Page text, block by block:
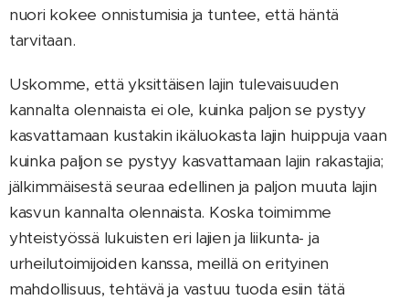
nuori kokee onnistumisia ja tuntee, että häntä
tarvitaan.
Uskomme, että yksittäisen lajin tulevaisuuden
kannalta olennaista ei ole, kuinka paljon se pystyy
kasvattamaan kustakin ikäluokasta lajin huippuja vaan
kuinka paljon se pystyy kasvattamaan lajin rakastajia;
jälkimmäisestä seuraa edellinen ja paljon muuta lajin
kasvun kannalta olennaista. Koska toimimme
yhteistyössä lukuisten eri lajien ja liikunta- ja
urheilutoimijoiden kanssa, meillä on erityinen
mahdollisuus, tehtävä ja vastuu tuoda esiin tätä